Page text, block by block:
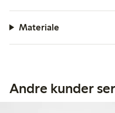
Materiale
Andre kunder